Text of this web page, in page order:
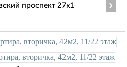
проспект 27к1
›